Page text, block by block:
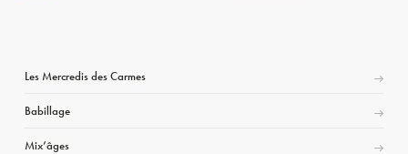
Les Mercredis des Carmes
Babillage
Mix’âges